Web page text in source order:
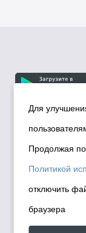
©
города
Политика
Политика
данных в
мэрии
Для
Продолжая
Политикой
отключить
браузера